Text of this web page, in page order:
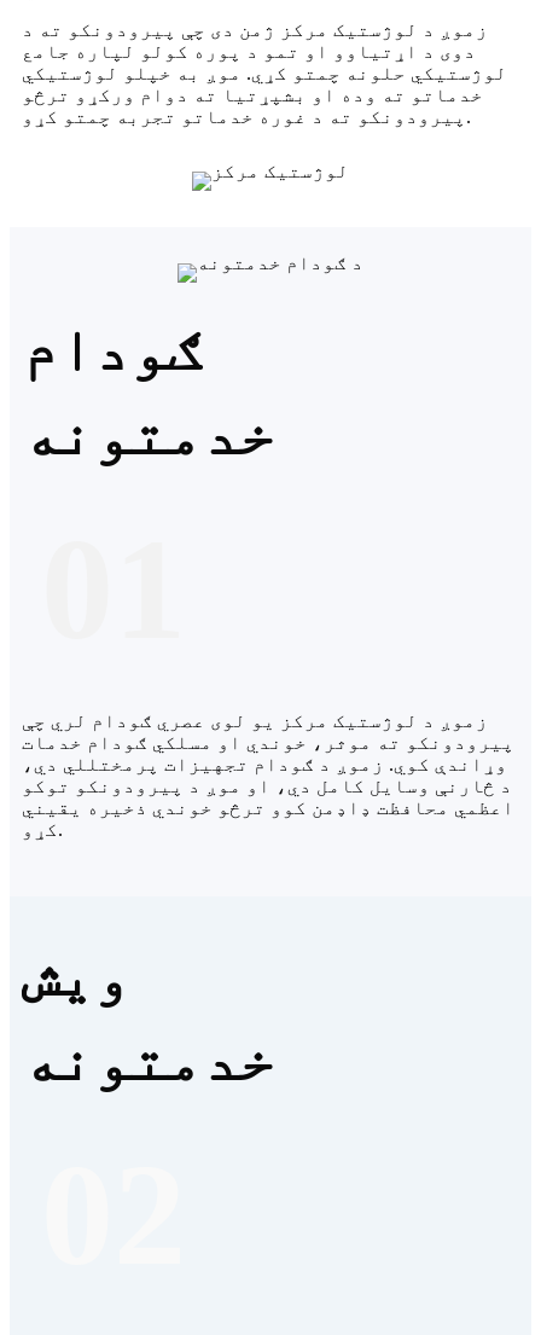
زموږ د لوژستیک مرکز ژمن دی چې پیرودونکو ته د
دوی د اړتیاوو او تمو د پوره کولو لپاره جامع
لوژستیکي حلونه چمتو کړي. موږ به خپلو لوژستیکي
خدماتو ته وده او بشپړتیا ته دوام ورکړو ترڅو
پیرودونکو ته د غوره خدماتو تجربه چمتو کړو.
ګودام
خدمتونه
زموږ د لوژستیک مرکز یو لوی عصري ګودام لري چې
پیرودونکو ته موثر، خوندي او مسلکي ګودام خدمات
وړاندې کوي. زموږ د ګودام تجهیزات پرمختللي دي،
د څارنې وسایل کامل دي، او موږ د پیرودونکو توکو
اعظمي محافظت ډاډمن کوو ترڅو خوندي ذخیره یقیني
کړو.
ویش
خدمتونه